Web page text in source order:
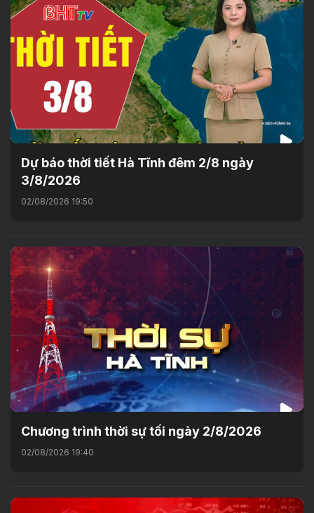
Dự báo thời tiết Hà Tĩnh đêm 2/8 ngày
3/8/2026
02/08/2026 19:50
Chương trình thời sự tối ngày 2/8/2026
02/08/2026 19:40